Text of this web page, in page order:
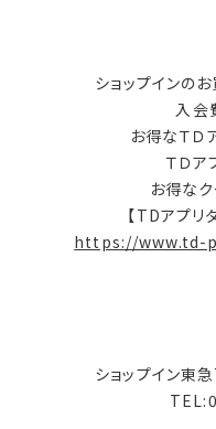
ショップインの
入会
お得なＴＤ
ＴＤア
お得な
【TDアプリ
https://www.td-
ショップイン東